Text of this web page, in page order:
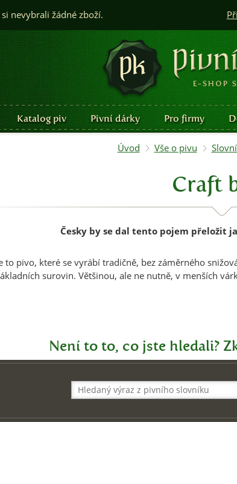
Katalog piv Pivní dárky Pro firmy
nevybrali žádné zboží.
Úvod Vše o pivu
Craft
Česky by se dal tento pojem přeložit
to pivo, které se vyrábí tradičně, bez záměrného
surovin. Většinou, ale ne nutně, v menších
Není to to, co jste hledali?